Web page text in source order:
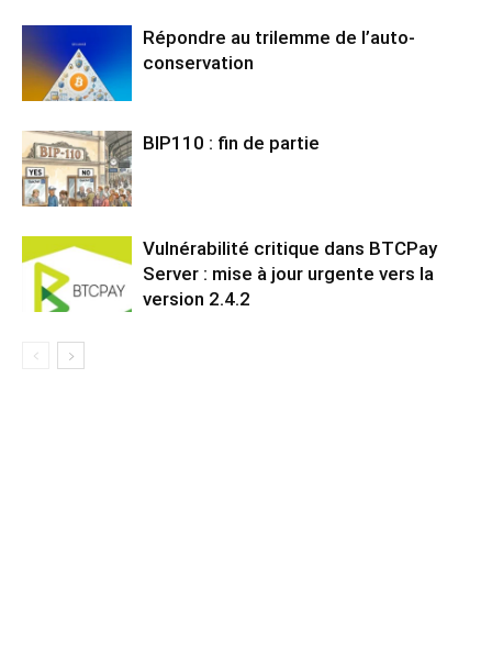
Répondre au trilemme de l’auto-
conservation
BIP110 : fin de partie
Vulnérabilité critique dans BTCPay
Server : mise à jour urgente vers la
version 2.4.2